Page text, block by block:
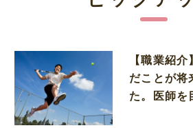
【職業紹
だことが将
た。医師を